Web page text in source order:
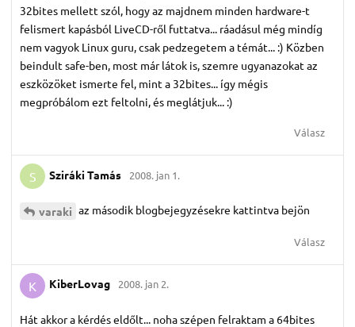
32bites mellett szól, hogy az majdnem minden hardware-t
felismert kapásból LiveCD-ről futtatva... ráadásul még mindíg
nem vagyok Linux guru, csak pedzegetem a témát... :) Közben
beindult safe-ben, most már látok is, szemre ugyanazokat az
eszközöket ismerte fel, mint a 32bites... így mégis
megpróbálom ezt feltolni, és meglátjuk... :)
Válasz
S Sziráki Tamás 2008. jan 1.
varaki az második blogbejegyzésekre kattintva bejön
Válasz
K KiberLovag 2008. jan 2.
Hát akkor a kérdés eldőlt... noha szépen felraktam a 64bites